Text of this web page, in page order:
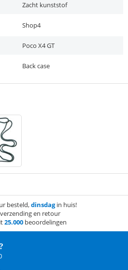
Zacht kunststof
Shop4
Poco X4 GT
Back case
besteld,dinsdagin huis!
en retour
25.000 beoordelingen